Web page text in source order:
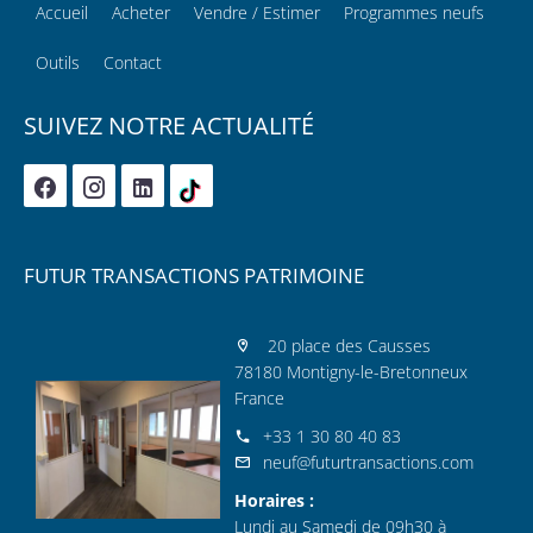
Accueil Acheter Vendre / Estimer Programmes neufs
Outils Contact
SUIVEZ NOTRE ACTUALITÉ
FUTUR TRANSACTIONS PATRIMOINE
20 place des Causses
78180 Montigny-le-Bretonneux
France
+33 1 30 80 40 83
neuf@futurtransactions.com
Horaires :
Lundi au Samedi de 09h30 à